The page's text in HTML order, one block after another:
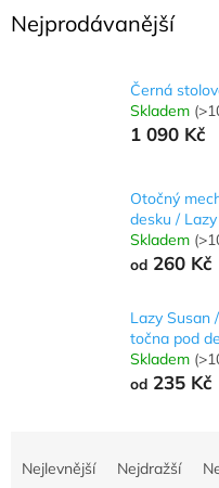
Nejprodávanější
Černá
Skladem
1 090 Kč
Otočný
desku /
Skladem
od 260 Kč
Lazy Susan
točna pod
Skladem
od 235 Kč
Nejlevnější Nejdražší